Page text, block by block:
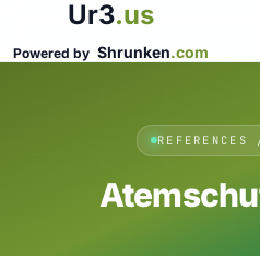
Ur3.us
Powered by Shrunken.com
REFERENCES